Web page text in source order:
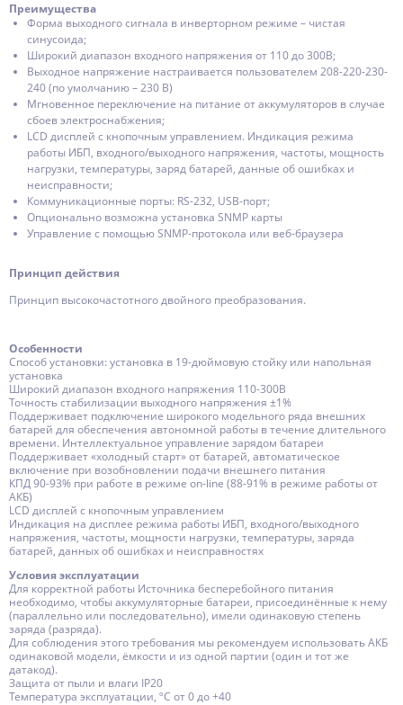
Преимущества
Форма выходного сигнала в инверторном режиме – чистая
синусоида;
Широкий диапазон входного напряжения от 110 до 300В;
Выходное напряжение настраивается пользователем 208-220-230-
240 (по умолчанию – 230 В)
Мгновенное переключение на питание от аккумуляторов в случае
сбоев электроснабжения;
LCD дисплей с кнопочным управлением. Индикация режима
работы ИБП, входного/выходного напряжения, частоты, мощность
нагрузки, температуры, заряд батарей, данные об ошибках и
неисправности;
Коммуникационные порты: RS-232, USB-порт;
Опционально возможна установка SNMP карты
Управление с помощью SNMP-протокола или веб-браузера
Принцип действия
Принцип высокочастотного двойного преобразования.
Особенности
Способ установки: установка в 19-дюймовую стойку или напольная
установка
Широкий диапазон входного напряжения 110-300В
Точность стабилизации выходного напряжения ±1%
Поддерживает подключение широкого модельного ряда внешних
батарей для обеспечения автономной работы в течение длительного
времени. Интеллектуальное управление зарядом батареи
Поддерживает «холодный старт» от батарей, автоматическое
включение при возобновлении подачи внешнего питания
КПД 90-93% при работе в режиме on-line (88-91% в режиме работы от
АКБ)
LCD дисплей с кнопочным управлением
Индикация на дисплее режима работы ИБП, входного/выходного
напряжения, частоты, мощности нагрузки, температуры, заряда
батарей, данных об ошибках и неисправностях
Условия эксплуатации
Для корректной работы Источника бесперебойного питания
необходимо, чтобы аккумуляторные батареи, присоединённые к нему
(параллельно или последовательно), имели одинаковую степень
заряда (разряда).
Для соблюдения этого требования мы рекомендуем использовать АКБ
одинаковой модели, ёмкости и из одной партии (один и тот же
датакод).
Защита от пыли и влаги IP20
Температура эксплуатации, ºС от 0 до +40